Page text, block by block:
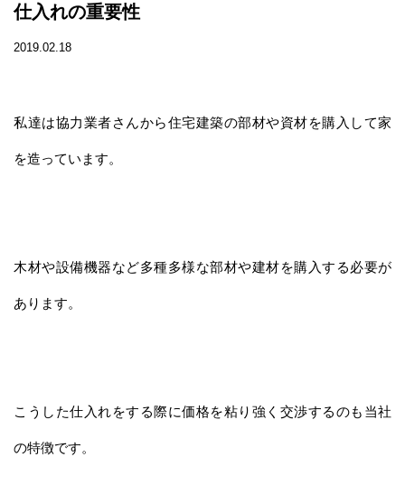
仕入れの重要性
2019.02.18
私達は協力業者さんから住宅建築の部材や資材を購入して家
を造っています。
木材や設備機器など多種多様な部材や建材を購入する必要が
あります。
こうした仕入れをする際に価格を粘り強く交渉するのも当社
の特徴です。